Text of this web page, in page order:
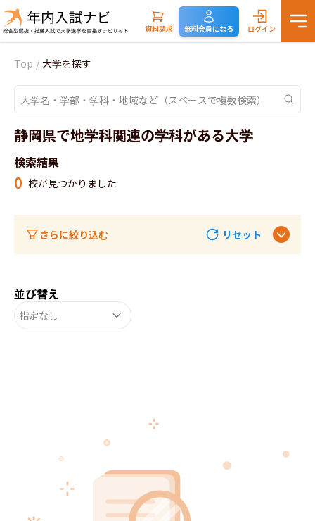
資料請求 無料会員になる ログイン
Top / 大学を探す
静岡県で地学科関連の学科がある大学
検索結果
0 校が見つかりました
さらに絞り込む リセット
並び替え
指定なし